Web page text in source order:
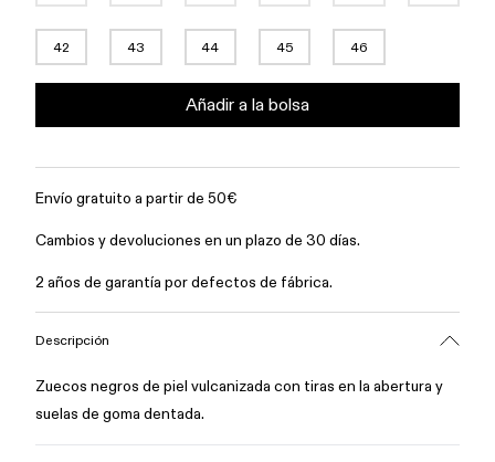
42 43 44 45 46
Añadir a la bolsa
Envío gratuito a partir de 50€
Cambios y devoluciones en un plazo de 30 días.
2 años de garantía por defectos de fábrica.
Descripción
Zuecos negros de piel vulcanizada con tiras en la abertura y
suelas de goma dentada.